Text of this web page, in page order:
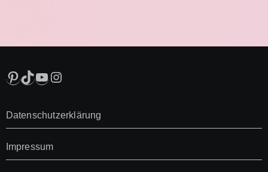
Pinterest
TikTok
YouTube
Instagram
Datenschutzerklärung
Impressum